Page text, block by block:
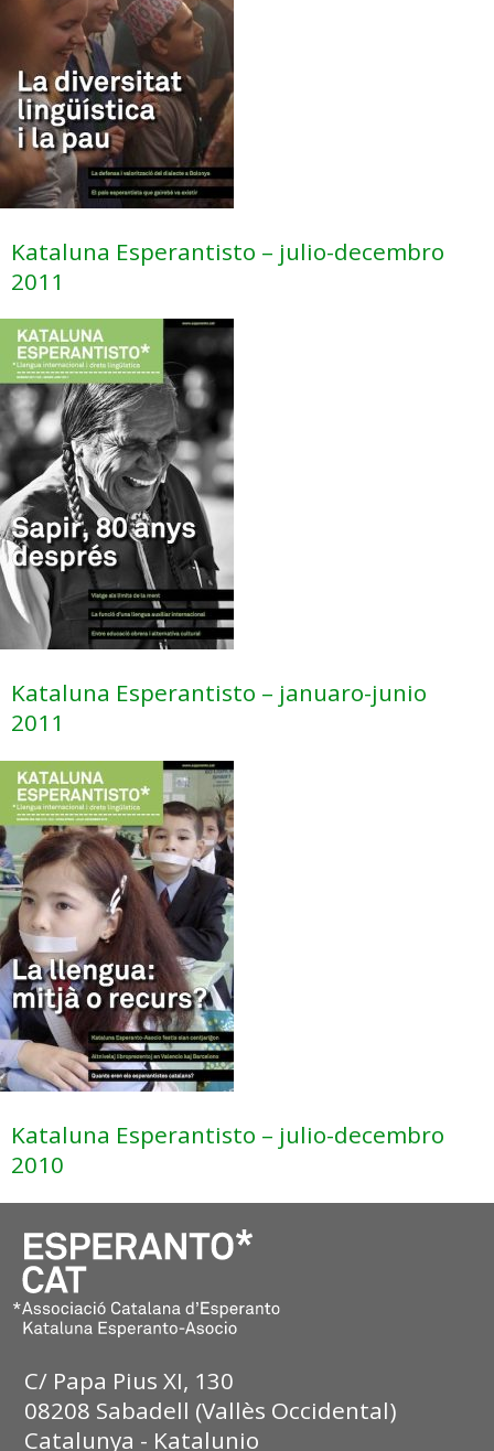
Kataluna Esperantisto – julio-decembro
2011
Kataluna Esperantisto – januaro-junio
2011
Kataluna Esperantisto – julio-decembro
2010
C/ Papa Pius XI, 130
08208 Sabadell (Vallès Occidental)
Catalunya - Katalunio